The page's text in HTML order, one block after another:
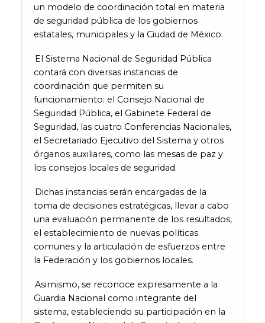
un modelo de coordinación total en materia
de seguridad pública de los gobiernos
estatales, municipales y la Ciudad de México.
El Sistema Nacional de Seguridad Pública
contará con diversas instancias de
coordinación que permiten su
funcionamiento: el Consejo Nacional de
Seguridad Pública, el Gabinete Federal de
Seguridad, las cuatro Conferencias Nacionales,
el Secretariado Ejecutivo del Sistema y otros
órganos auxiliares, como las mesas de paz y
los consejos locales de seguridad.
Dichas instancias serán encargadas de la
toma de decisiones estratégicas, llevar a cabo
una evaluación permanente de los resultados,
el establecimiento de nuevas políticas
comunes y la articulación de esfuerzos entre
la Federación y los gobiernos locales.
Asimismo, se reconoce expresamente a la
Guardia Nacional como integrante del
sistema, estableciendo su participación en la